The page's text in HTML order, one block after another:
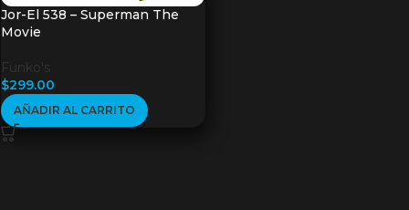
Jor-El 538 – Superman The
Movie
Funko's
$299.00
AÑADIR AL CARRITO